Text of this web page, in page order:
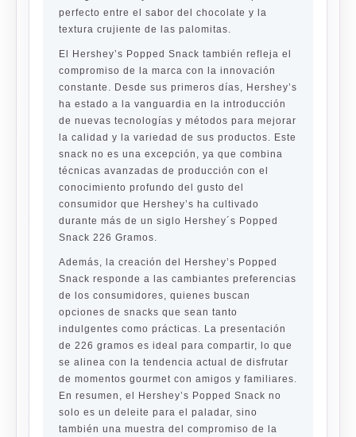
perfecto entre el sabor del chocolate y la
textura crujiente de las palomitas.
El Hershey’s Popped Snack también refleja el
compromiso de la marca con la innovación
constante. Desde sus primeros días, Hershey’s
ha estado a la vanguardia en la introducción
de nuevas tecnologías y métodos para mejorar
la calidad y la variedad de sus productos. Este
snack no es una excepción, ya que combina
técnicas avanzadas de producción con el
conocimiento profundo del gusto del
consumidor que Hershey’s ha cultivado
durante más de un siglo Hershey´s Popped
Snack 226 Gramos.
Además, la creación del Hershey’s Popped
Snack responde a las cambiantes preferencias
de los consumidores, quienes buscan
opciones de snacks que sean tanto
indulgentes como prácticas. La presentación
de 226 gramos es ideal para compartir, lo que
se alinea con la tendencia actual de disfrutar
de momentos gourmet con amigos y familiares.
En resumen, el Hershey’s Popped Snack no
solo es un deleite para el paladar, sino
también una muestra del compromiso de la